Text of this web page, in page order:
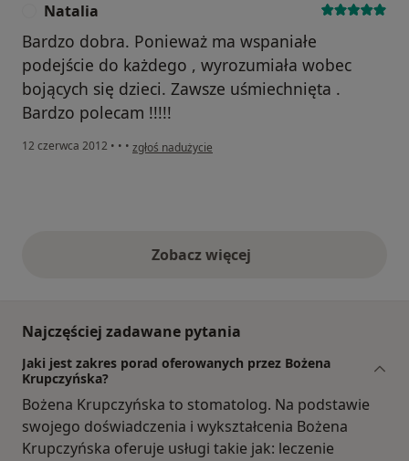
Natalia
Bardzo dobra. Ponieważ ma wspaniałe
podejście do każdego , wyrozumiała wobec
bojących się dzieci. Zawsze uśmiechnięta .
Bardzo polecam !!!!!
12 czerwca 2012 • • • w opinii użytkownika Natalia
zgłoś nadużycie
Zobacz więcejopinie powyżej
Najczęściej zadawane pytania
Jaki jest zakres porad oferowanych przez Bożena
Krupczyńska?
Bożena Krupczyńska to stomatolog. Na podstawie
swojego doświadczenia i wykształcenia Bożena
Krupczyńska oferuje usługi takie jak: leczenie